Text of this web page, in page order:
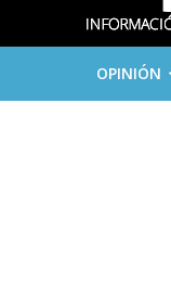
OPINIÓN